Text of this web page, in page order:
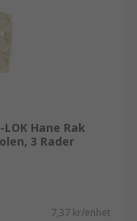
Hane Rak
3 Rader
7,37 kr/enhet